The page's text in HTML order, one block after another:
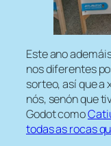
Este ano
nos diferentes
sorteo, así que a
nós, senón que
Godot como
todas as rocas